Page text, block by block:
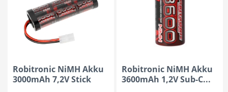
Robitronic NiMH Akku
3000mAh 7,2V Stick
Robitronic NiMH Akku
3600mAh 1,2V Sub-C...